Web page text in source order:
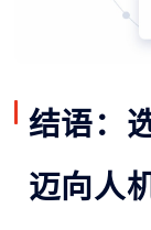
结语：
迈向人